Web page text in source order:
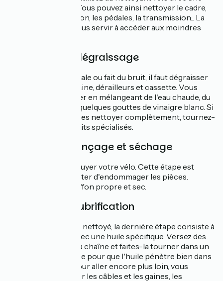
éponge et de l'eau. Vous pouvez ainsi nettoyer le cadre,
les fourches, le guidon, les pédales, la transmission... La
brosse à dents va vous servir à accéder aux moindres
3ème étape : dégraissage
Si votre chaîne est sale ou fait du bruit, il faut dégraisser
la transmission : chaine, dérailleurs et cassette. Vous
pouvez les dégraisser en mélangeant de l'eau chaude, du
produit vaisselle et quelques gouttes de vinaigre blanc. Si
vous n'arrivez pas à les nettoyer complètement, tournez-
vous vers des produits spécialisés.
4ème étape : rinçage et séchage
Ne pas oublier d'essuyer votre vélo. Cette étape est
importante pour éviter d'endommager les pièces.
Utilisez donc un chiffon propre et sec.
5ème étape : lubrification
Une fois le vélo bien nettoyé, la dernière étape consiste à
lubrifier la chaîne avec une huile spécifique. Versez des
gouttes d’huile sur la chaîne et faites-la tourner dans un
sens puis dans l'autre pour que l'huile pénètre bien dans
tous les maillons. Pour aller encore plus loin, vous
pouvez aussi lubrifier les câbles et les gaines, les